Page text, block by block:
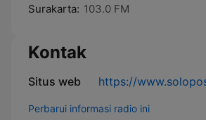
Surakarta: 103.0 FM
Kontak
Situs web https://
Perbarui informasi radio ini